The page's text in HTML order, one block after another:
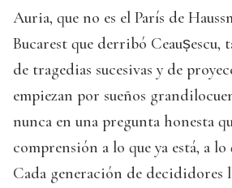
Auria, que no es el París de
Bucarest que derribó Ceaușescu,
de tragedias sucesivas y de
empiezan por sueños
nunca en una pregunta honesta
comprensión a lo que ya está, a lo
Cada generación de decididores